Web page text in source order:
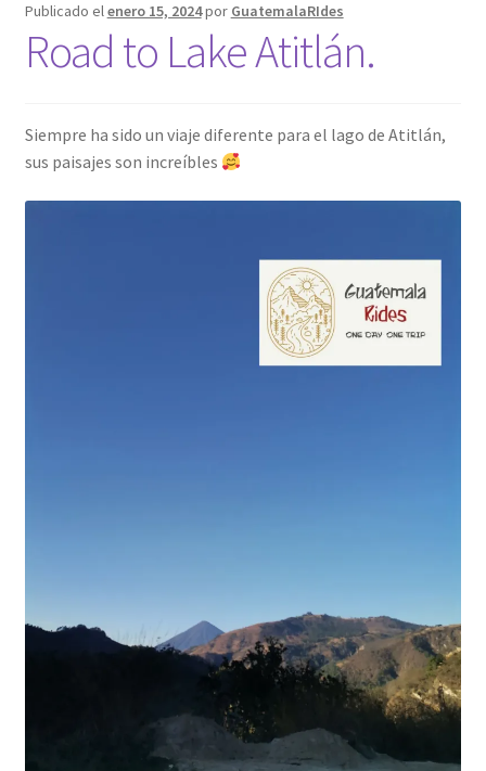
Publicado elenero 15, 2024por GuatemalaRIdes
Road to Lake Atitlán.
Siempre ha sido un viaje diferente para el lago de Atitlán,
sus paisajes son increíbles